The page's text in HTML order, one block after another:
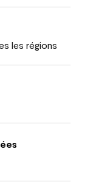
les régions